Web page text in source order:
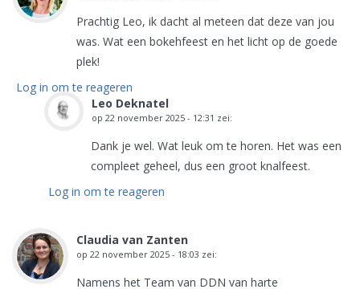
Prachtig Leo, ik dacht al meteen dat deze van jou
was. Wat een bokehfeest en het licht op de goede
plek!
Log in om te reageren
Leo Deknatel
op 22 november 2025 - 12:31 zei:
Dank je wel. Wat leuk om te horen. Het was een
compleet geheel, dus een groot knalfeest.
Log in om te reageren
Claudia van Zanten
op 22 november 2025 - 18:03 zei:
Namens het Team van DDN van harte